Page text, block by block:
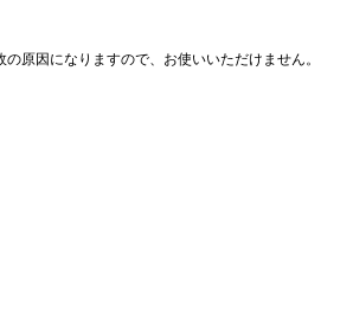
原因になりますので、お使いいただけません。